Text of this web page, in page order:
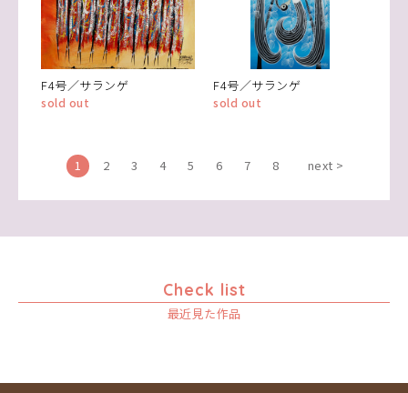
F4号／サランゲ
sold out
F4号／サランゲ
sold out
1 2 3 4 5 6 7 8 next >
Check list
最近見た作品